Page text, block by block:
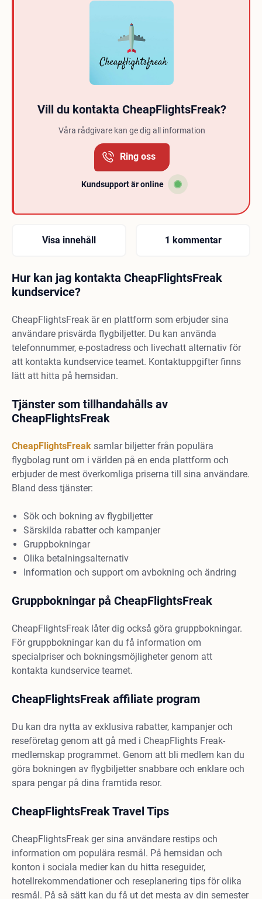
Vill du kontakta CheapFlightsFreak?
Våra rådgivare kan ge dig all information
Ring oss
Kundsupport är online
Visa innehåll 1 kommentar
Hur kan jag kontakta CheapFlightsFreak
kundservice?
CheapFlightsFreak är en plattform som erbjuder sina
användare prisvärda flygbiljetter. Du kan använda
telefonnummer, e-postadress och livechatt alternativ för
att kontakta kundservice teamet. Kontaktuppgifter finns
lätt att hitta på hemsidan.
Tjänster som tillhandahålls av
CheapFlightsFreak
CheapFlightsFreak samlar biljetter från populära
flygbolag runt om i världen på en enda plattform och
erbjuder de mest överkomliga priserna till sina användare.
Bland dess tjänster:
Sök och bokning av flygbiljetter
Särskilda rabatter och kampanjer
Gruppbokningar
Olika betalningsalternativ
Information och support om avbokning och ändring
Gruppbokningar på CheapFlightsFreak
CheapFlightsFreak låter dig också göra gruppbokningar.
För gruppbokningar kan du få information om
specialpriser och bokningsmöjligheter genom att
kontakta kundservice teamet.
CheapFlightsFreak affiliate program
Du kan dra nytta av exklusiva rabatter, kampanjer och
reseföretag genom att gå med i CheapFlights Freak-
medlemskap programmet. Genom att bli medlem kan du
göra bokningen av flygbiljetter snabbare och enklare och
spara pengar på dina framtida resor.
CheapFlightsFreak Travel Tips
CheapFlightsFreak ger sina användare restips och
information om populära resmål. På hemsidan och
konton i sociala medier kan du hitta reseguider,
hotellrekommendationer och reseplanering tips för olika
resmål. På så sätt kan du få ut det mesta av din semester